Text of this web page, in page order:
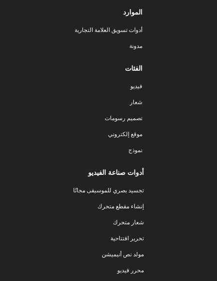
الموارد
أدوات تسويق العلامة التجارية
مدونة
الفئات
فيديو
شعار
تصميم رسومات
موقع إلكتروني
نموذج
أدوات صناعة الفيديو
تجسيد بصري للموسيقى مجانًا
إنشاء مقطع متحرك
شعار متحرك
تحرير افتتاحية
مولد نص أنيميشن
محرر فيديو